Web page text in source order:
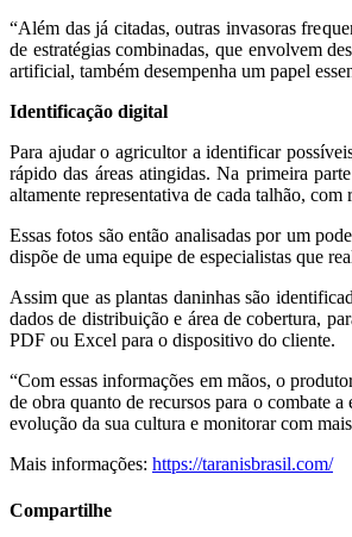
“Além das já citadas, outras invasoras
de estratégias combinadas, que envolvem
artificial, também desempenha um papel
Identificação digital
Para ajudar o agricultor a identificar
rápido das áreas atingidas. Na primeira
altamente representativa de cada talhão,
Essas fotos são então analisadas por um
dispõe de uma equipe de especialistas que
Assim que as plantas daninhas são
dados de distribuição e área de cobertura,
PDF ou Excel para o dispositivo do cliente.
“Com essas informações em mãos, o
de obra quanto de recursos para o combate
evolução da sua cultura e monitorar com
Mais informações: https://taranisbrasil.com/
Compartilhe